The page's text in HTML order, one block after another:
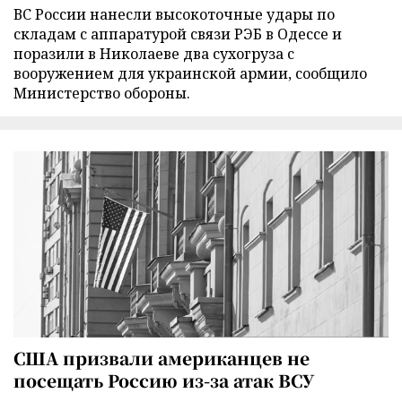
ВС России нанесли высокоточные удары по
складам с аппаратурой связи РЭБ в Одессе и
поразили в Николаеве два сухогруза с
вооружением для украинской армии, сообщило
Министерство обороны.
США призвали американцев не
посещать Россию из-за атак ВСУ